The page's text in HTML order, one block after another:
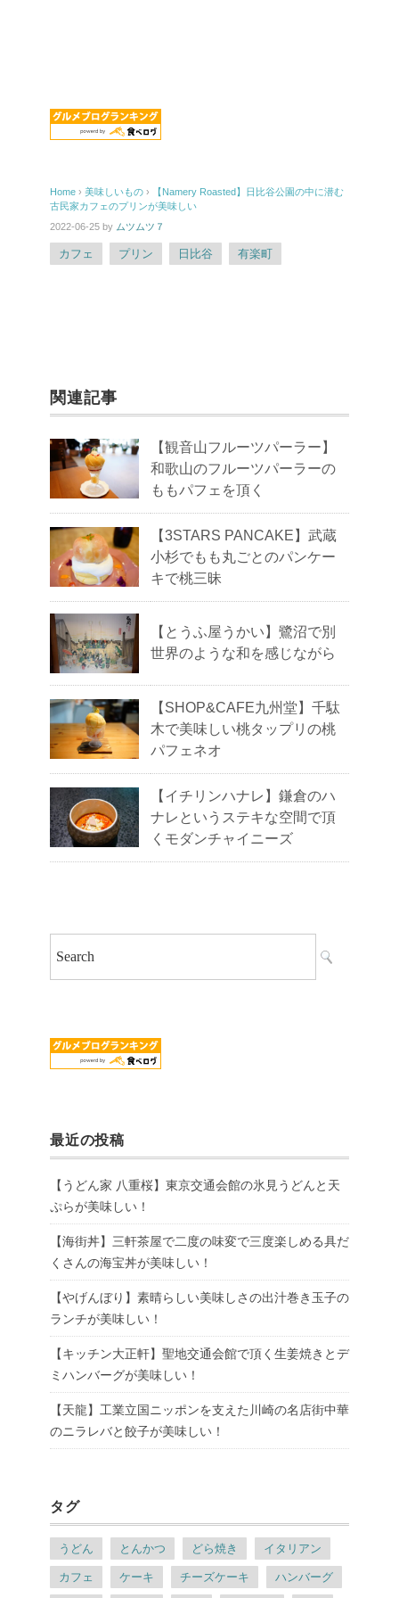
Home › 美味しいもの ›
【Namery Roasted】日比谷公園の中に潜む
古民家カフェのプリンが美味しい
2022-06-25 by ムツムツ７
カフェ プリン 日比谷 有楽町
関連記事
【観音山フルーツパーラー】
和歌山のフルーツパーラーの
ももパフェを頂く
【3STARS PANCAKE】武蔵
小杉でもも丸ごとのパンケー
キで桃三昧
【とうふ屋うかい】鷺沼で別
世界のような和を感じながら
【SHOP&CAFE九州堂】千駄
木で美味しい桃タップリの桃
パフェネオ
【イチリンハナレ】鎌倉のハ
ナレというステキな空間で頂
くモダンチャイニーズ
最近の投稿
【うどん家 八重桜】東京交通会館の氷見うどんと天
ぷらが美味しい！
【海街丼】三軒茶屋で二度の味変で三度楽しめる具だ
くさんの海宝丼が美味しい！
【やげんぼり】素晴らしい美味しさの出汁巻き玉子の
ランチが美味しい！
【キッチン大正軒】聖地交通会館で頂く生姜焼きとデ
ミハンバーグが美味しい！
【天龍】工業立国ニッポンを支えた川崎の名店街中華
のニラレバと餃子が美味しい！
タグ
うどん とんかつ どら焼き イタリアン
カフェ ケーキ チーズケーキ ハンバーグ